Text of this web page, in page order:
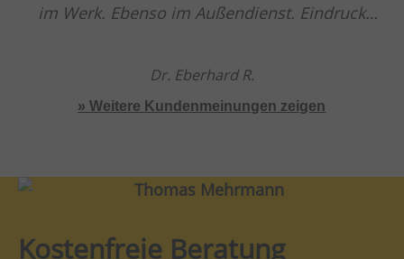
im Werk. Ebenso im Außendienst. Eindruck
etc.
Dr. Eberhard R.
» Weitere Kundenmeinungen zeigen
Kostenfreie Beratung